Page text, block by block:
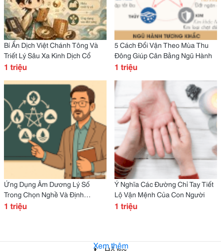
Bí Ẩn Dịch Việt Chánh Tông Và
Triết Lý Sâu Xa Kinh Dịch Cổ
1 triệu
5 Cách Đổi Vận Theo Mùa Thu
Đông Giúp Cân Bằng Ngũ Hành
1 triệu
Ứng Dụng Âm Dương Lý Số
Trong Chọn Nghề Và Định
Hướng Đời
1 triệu
Ý Nghĩa Các Đường Chỉ Tay Tiết
Lộ Vận Mệnh Của Con Người
1 triệu
Xem thêm